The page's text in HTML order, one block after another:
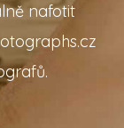
nafotit